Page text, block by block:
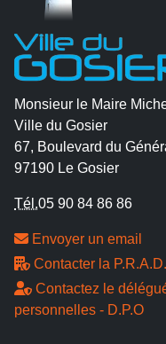
Monsieur le Maire
Ville du Gosier
67, Boulevard du
97190 Le Gosier
Tél.05 90 84 86 86
Envoyer un email
Contacter la
Contactez le
personnelles - D.P.O